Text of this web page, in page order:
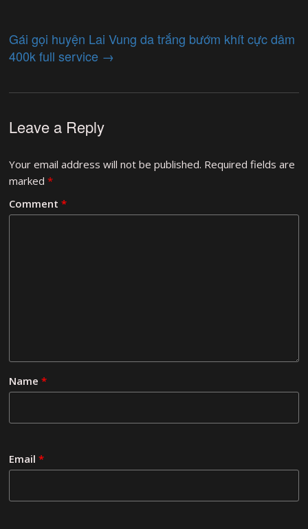
Gái gọi huyện Lai Vung da trắng bướm khít cực dâm
400k full service →
Leave a Reply
Your email address will not be published. Required fields are
marked*
Comment*
Name*
Email*